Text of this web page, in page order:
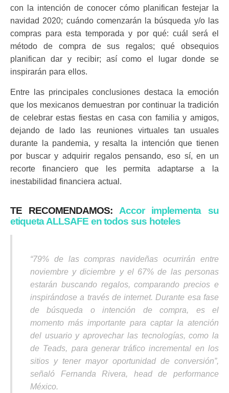
con la intención de conocer cómo planifican festejar la
navidad 2020; cuándo comenzarán la búsqueda y/o las
compras para esta temporada y por qué: cuál será el
método de compra de sus regalos; qué obsequios
planifican dar y recibir; así como el lugar donde se
inspirarán para ellos.
Entre las principales conclusiones destaca la emoción
que los mexicanos demuestran por continuar la tradición
de celebrar estas fiestas en casa con familia y amigos,
dejando de lado las reuniones virtuales tan usuales
durante la pandemia, y resalta la intención que tienen
por buscar y adquirir regalos pensando, eso sí, en un
recorte financiero que les permita adaptarse a la
inestabilidad financiera actual.
TE RECOMENDAMOS:
Accor implementa su
etiqueta ALLSAFE en todos sus hoteles
“79% de las compras navideñas ocurrirán entre
noviembre y diciembre y el 67% de las personas
estarán buscando regalos, comparando precios e
inspirándose a través de internet. Durante esa fase
de búsqueda o intención de compra, es el
momento más importante para captar la atención
del usuario y aprovechar las tecnologías, como la
de Teads, para generar tráfico incremental en los
sitios y tener mayor oportunidad de conversión”,
señaló Fernanda Rivera, head de performance
México.